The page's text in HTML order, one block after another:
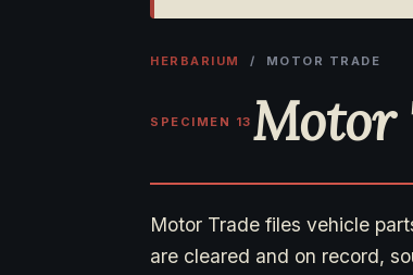
HERBARIUM / MOTOR TRADE
SPECIMEN 13 Motor
Motor Trade files vehicle
are cleared and on record,